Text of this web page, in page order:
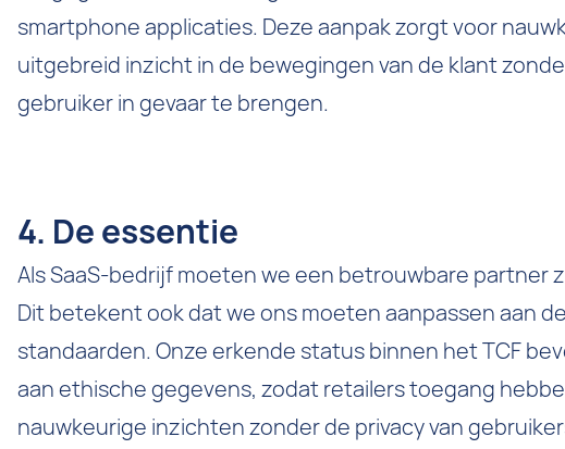
smartphone applicaties. Deze aanpak zorgt voor
uitgebreid inzicht in de bewegingen van de klant
gebruiker in gevaar te brengen.
4. De essentie
Als SaaS-bedrijf moeten we een betrouwbare partner
Dit betekent ook dat we ons moeten aanpassen aan
standaarden. Onze erkende status binnen het TCF
aan ethische gegevens, zodat retailers toegang
nauwkeurige inzichten zonder de privacy van